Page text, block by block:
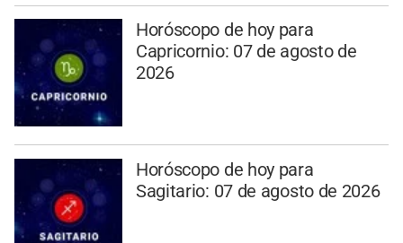
Horóscopo de hoy para
Capricornio: 07 de agosto de
2026
Horóscopo de hoy para
Sagitario: 07 de agosto de 2026